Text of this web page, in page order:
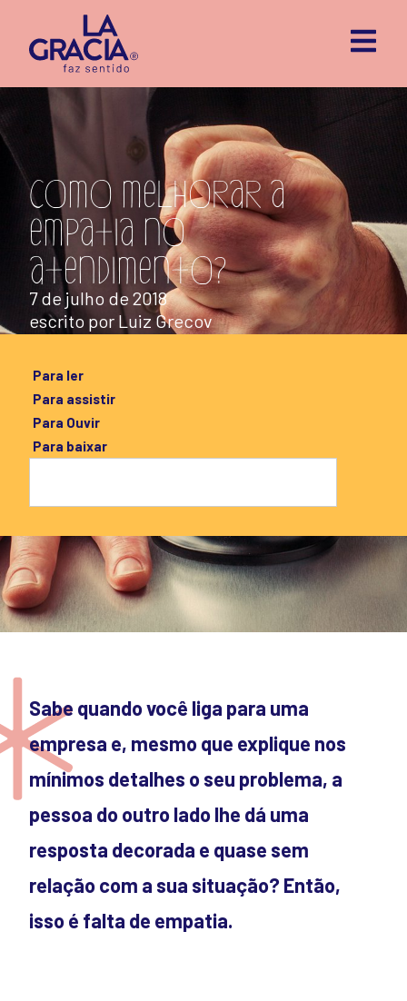
Como melhorar a
empatia no
atendimento?
7 de julho de 2018
escrito por Luiz Grecov
Para ler
Para assistir
Para Ouvir
Para baixar
Sabe quando você liga para uma
empresa e, mesmo que explique nos
mínimos detalhes o seu problema, a
pessoa do outro lado lhe dá uma
resposta decorada e quase sem
relação com a sua situação? Então,
isso é falta de empatia.